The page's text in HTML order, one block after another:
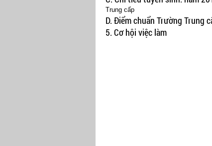
Trung cấp
D. Điểm chuẩn Trường Trung
5. Cơ hội việc làm